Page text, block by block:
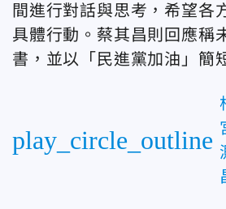
間進行對話與思考，希望各
具體行動。蔡其昌則回應稱
書，並以「民進黨加油」簡
play_circle_outline